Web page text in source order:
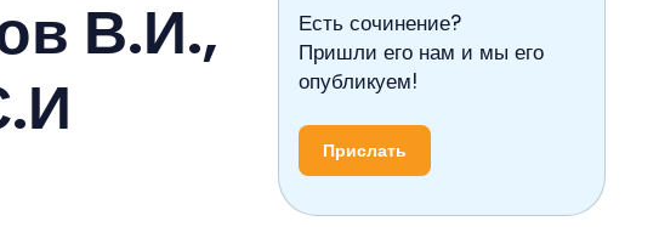
В.И.,
Есть сочинение?
Пришли его нам и мы его
опубликуем!
Прислать